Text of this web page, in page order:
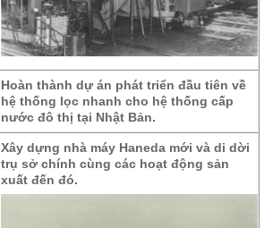
Hoàn thành dự án phát triển đầu tiên về
hệ thống lọc nhanh cho hệ thống cấp
nước đô thị tại Nhật Bản.
Xây dựng nhà máy Haneda mới và di dời
trụ sở chính cùng các hoạt động sản
xuất đến đó.